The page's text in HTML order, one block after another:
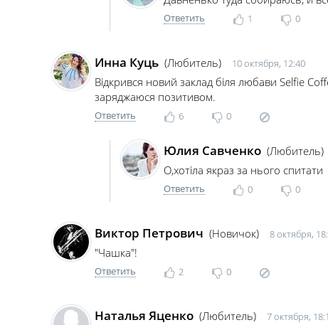
Ответить 1 0
Инна Куць (Любитель) 10 октября, 12:40
Відкрився новий заклад біля любави Selfie
заряджаюся позитивом.
Ответить 6 0
Юлия Савченко (Любитель)
О,хотіла якраз за нього спитати
Ответить 0 0
Виктор Петрович (Новичок) 8 октября,
"Чашка"!
Ответить 2 0
Наталья Яценко (Любитель) 7 октября,